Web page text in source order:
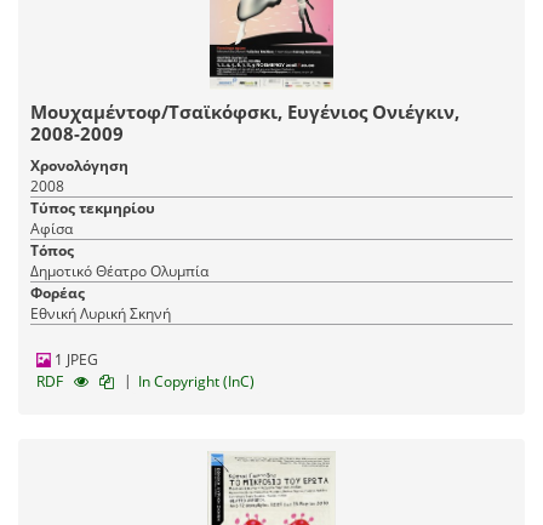
Μουχαμέντοφ/Τσαϊκόφσκι, Ευγένιος Ονιέγκιν,
2008-2009
Χρονολόγηση
2008
Τύπος τεκμηρίου
Αφίσα
Τόπος
Δημοτικό Θέατρο Ολυμπία
Φορέας
Εθνική Λυρική Σκηνή
1 JPEG
RDF
| In Copyright (InC)